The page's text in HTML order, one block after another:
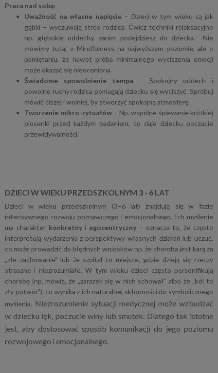
Praca nad sobą:
Uważność na własne napięcie – Dzieci w tym wieku są jak
gąbki – wyczuwają stres rodzica. Ćwicz techniki relaksacyjne
np. głębokie oddechy, zanim podejdziesz do dziecka. Nie
mówimy tutaj o Mindfulness na najwyższym poziomie, ale o
pamiętaniu, że nawet próba minimalnego wyciszenia emocji
może okazać się nieoceniona.
Świadome spowolnienie tempa – Spokojny oddech i
powolne ruchy rodzica pomagają dziecku się wyciszyć. Spróbuj
mówić ciszej i wolniej, by stworzyć spokojną atmosferę.
Tworzenie mikro-rytuałów– Np. wspólne śpiewanie krótkiej
piosenki przed każdym badaniem, co daje dziecku poczucie
przewidywalności.
DZIECI W WIEKU PRZEDSZKOLNYM 3 - 6 LAT
Dzieci w wieku przedszkolnym (3–6 lat) znajdują się w fazie
intensywnego rozwoju poznawczego i emocjonalnego. Ich myślenie
ma charakter konkretnyi egocentryczny – oznacza to, że często
interpretują wydarzenia z perspektywy własnych działań lub uczuć,
co może prowadzić do błędnych wniosków np. że choroba jest karą za
„złe zachowanie” lub że szpital to miejsce, gdzie dzieją się rzeczy
straszne i niezrozumiałe. W tym wieku dzieci często personifikują
chorobę (np. mówią, że „zarazek się w nich schował” albo że „ból to
zły potwór”), co wynika z ich naturalnej skłonności do symbolicznego
myślenia. Niezrozumienie sytuacji medycznej może wzbudzać
w dziecku lęk, poczucie winy lub smutek. Dlatego tak istotne
jest, aby dostosować sposób komunikacji do jego poziomu
rozwojowego i emocjonalnego.